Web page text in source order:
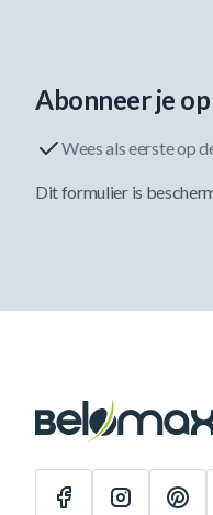
Abonneer je
Wees als eerste op
Dit formulier is